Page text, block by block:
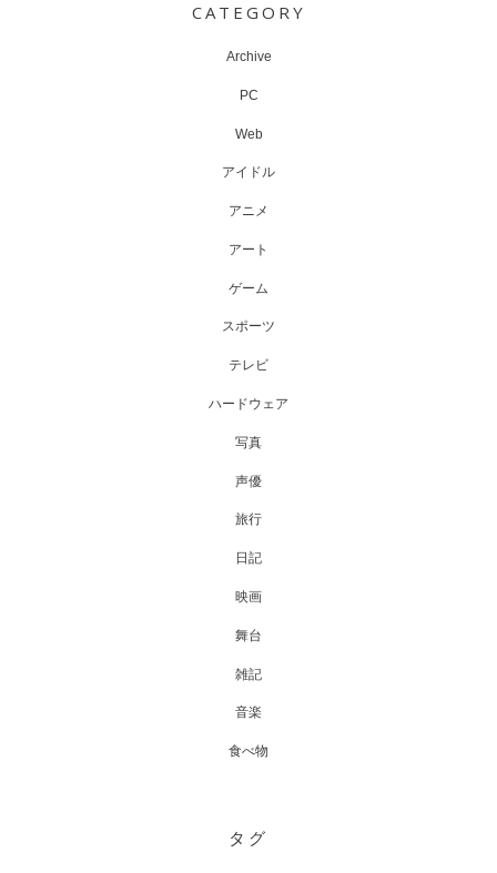
CATEGORY
Archive
PC
Web
アイドル
アニメ
アート
ゲーム
スポーツ
テレビ
ハードウェア
写真
声優
旅行
日記
映画
舞台
雑記
音楽
食べ物
タグ